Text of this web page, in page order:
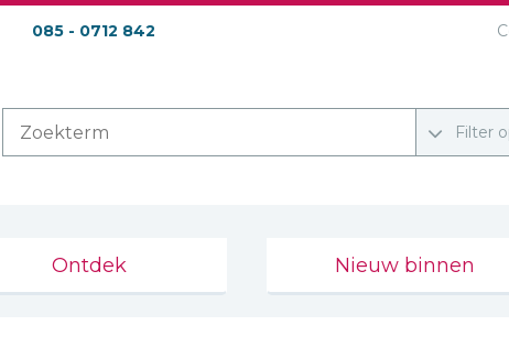
085 - 0712 842
Filter
Ontdek Nieuw binnen